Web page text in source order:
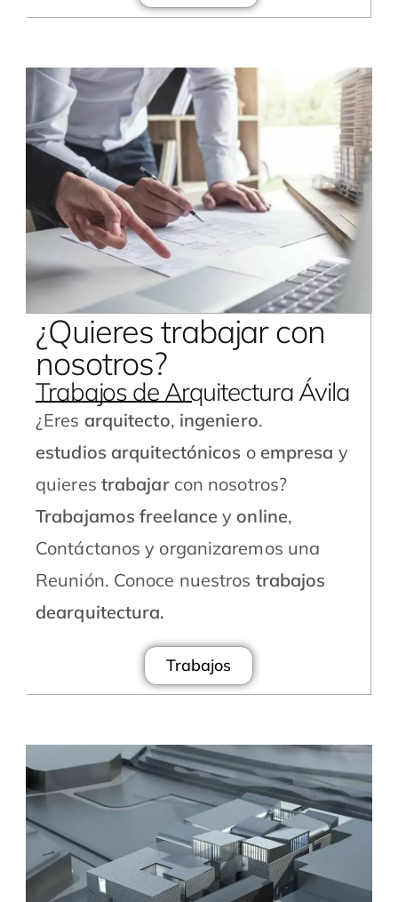
¿Quieres trabajar con
nosotros?
Trabajos de Arquitectura Ávila
¿Eres arquitecto, ingeniero.
estudios arquitectónicos oempresa y
quieres trabajarcon nosotros?
Trabajamos freelance y online,
Contáctanos y organizaremos una
Reunión. Conoce nuestros trabajos
dearquitectura.
Trabajos